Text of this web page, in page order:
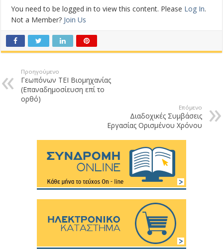
You need to be logged in to view this content. Please Log In.
Not a Member? Join Us
Προηγούμενο
Γεωπόνων ΤΕΙ Βιομηχανίας
(Επαναδημοσίευση επί το
ορθό)
Επόμενο
Διαδοχικές Συμβάσεις
Εργασίας Ορισμένου Χρόνου